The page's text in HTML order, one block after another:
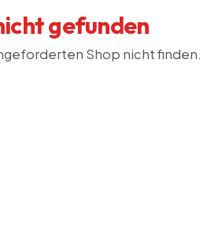
gefunden
Shop nicht finden.